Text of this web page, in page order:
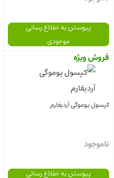
بستن
پیوستن به اطلاع رسانی
موجودی
فروش ویژه
کپسول یوموگی آردیفارم
ناموجود
پیوستن به اطلاع رسانی